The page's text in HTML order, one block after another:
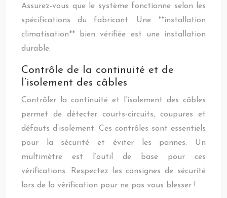
Assurez-vous que le système fonctionne selon les
spécifications du fabricant. Une **installation
climatisation** bien vérifiée est une installation
durable.
Contrôle de la continuité et de
l’isolement des câbles
Contrôler la continuité et l’isolement des câbles
permet de détecter courts-circuits, coupures et
défauts d’isolement. Ces contrôles sont essentiels
pour la sécurité et éviter les pannes. Un
multimètre est l’outil de base pour ces
vérifications. Respectez les consignes de sécurité
lors de la vérification pour ne pas vous blesser !